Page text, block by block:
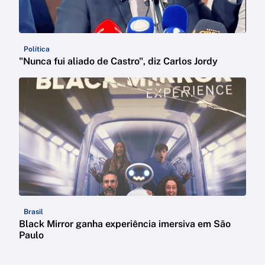
Política
"Nunca fui aliado de Castro", diz Carlos Jordy
Brasil
Black Mirror ganha experiência imersiva em São
Paulo